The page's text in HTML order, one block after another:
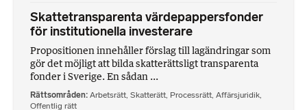
Skattetransparenta värdepappersfonder
för institutionella investerare
Propositionen innehåller förslag till lagändringar som
gör det möjligt att bilda skatterättsligt transparenta
fonder i Sverige. En sådan ...
Rättsområden Arbetsrätt Skatterätt Processrätt Affärsjuridik
Offentlig rätt